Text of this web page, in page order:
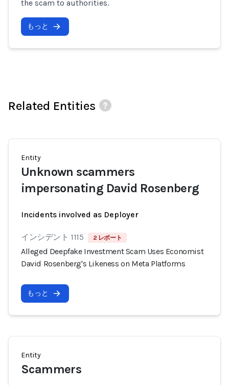
the scam to authorities.
もっと
Related Entities
Entity
Unknown scammers
impersonating David Rosenberg
Incidents involved as Deployer
インシデント 1115 2 レポート
Alleged Deepfake Investment Scam Uses Economist
David Rosenberg's Likeness on Meta Platforms
もっと
Entity
Scammers